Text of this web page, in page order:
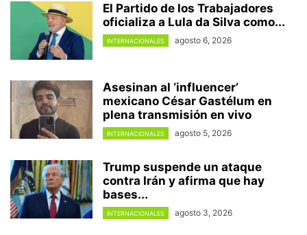
El Partido de los Trabajadores
oficializa a Lula da Silva como...
INTERNACIONALES agosto 6, 2026
Asesinan al ‘influencer’
mexicano César Gastélum en
plena transmisión en vivo
INTERNACIONALES agosto 5, 2026
Trump suspende un ataque
contra Irán y afirma que hay
bases...
INTERNACIONALES agosto 3, 2026